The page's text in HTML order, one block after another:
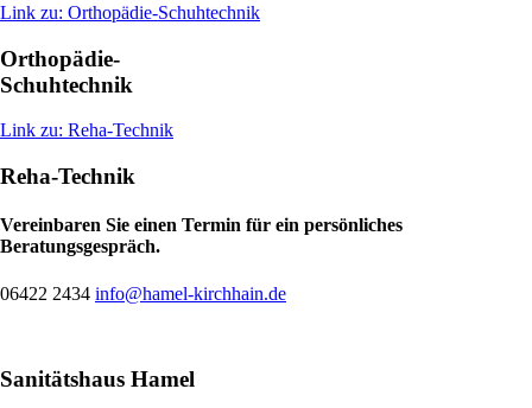
Link zu: Orthopädie-Schuhtechnik
Orthopädie-
Schuhtechnik
Link zu: Reha-Technik
Reha-Technik
Vereinbaren Sie einen Termin für ein persönliches
Beratungsgespräch.
06422 2434 info@hamel-kirchhain.de
Sanitätshaus Hamel